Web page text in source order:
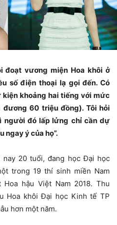
đoạt vương miện Hoa khôi ở
số điện thoại lạ gọi đến. Có
khoảng hai tiếng với mức
60 triệu đồng). Tôi hỏi
người đó lấp lửng chỉ cần dự
ngay ý của họ”.
nay 20 tuổi, đang học Đại học
trong 19 thí sinh miền Nam
hậu Việt Nam 2018. Thu
Hoa khôi Đại học Kinh tế TP
hơn một năm.